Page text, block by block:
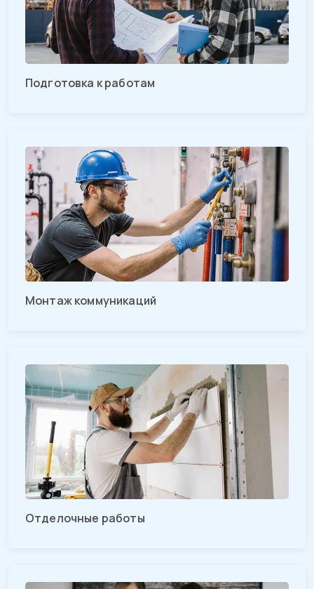
Подготовка к работам
Монтаж коммуникаций
Отделочные работы